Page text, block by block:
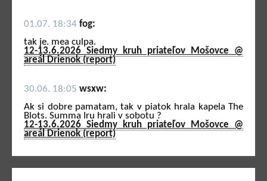
01.07. 18:34 fog:
tak je. mea culpa.
12-13.6.2026 Siedmy kruh priateľov Mošovce @
areál Drienok (report)
30.06. 18:05 wsxw:
Ak si dobre pamatam, tak v piatok hrala kapela The
Blots. Summa Iru hrali v sobotu ?
12-13.6.2026 Siedmy kruh priateľov Mošovce @
areál Drienok (report)